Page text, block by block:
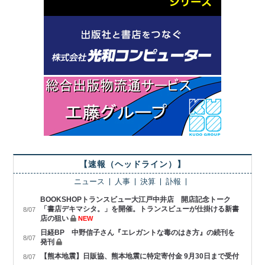
【速報（ヘッドライン）】
ニュース 人事 決算 訃報
8/07
BOOKSHOPトランスビュー大江戸中井店 開店記念トーク
「書店デキマシタ。」を開催。トランスビューが仕掛ける新書
店の狙い
NEW
8/07
日経BP 中野信子さん『エレガントな毒のはき方』の続刊を
発刊
8/07 【熊本地震】日販協、熊本地震に特定寄付金 9月30日まで受付